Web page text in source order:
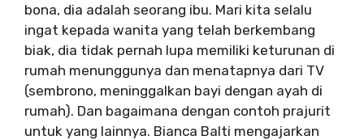
bona, dia adalah seorang ibu. Mari kita selalu
ingat kepada wanita yang telah berkembang
biak, dia tidak pernah lupa memiliki keturunan di
rumah menunggunya dan menatapnya dari TV
(sembrono, meninggalkan bayi dengan ayah di
rumah). Dan bagaimana dengan contoh prajurit
untuk yang lainnya. Bianca Balti mengajarkan